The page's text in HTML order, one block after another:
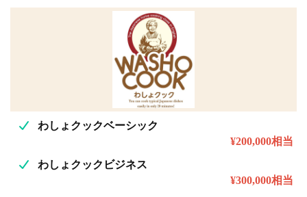
わしょクックベーシック
¥200,000相当
わしょクックビジネス
¥300,000相当